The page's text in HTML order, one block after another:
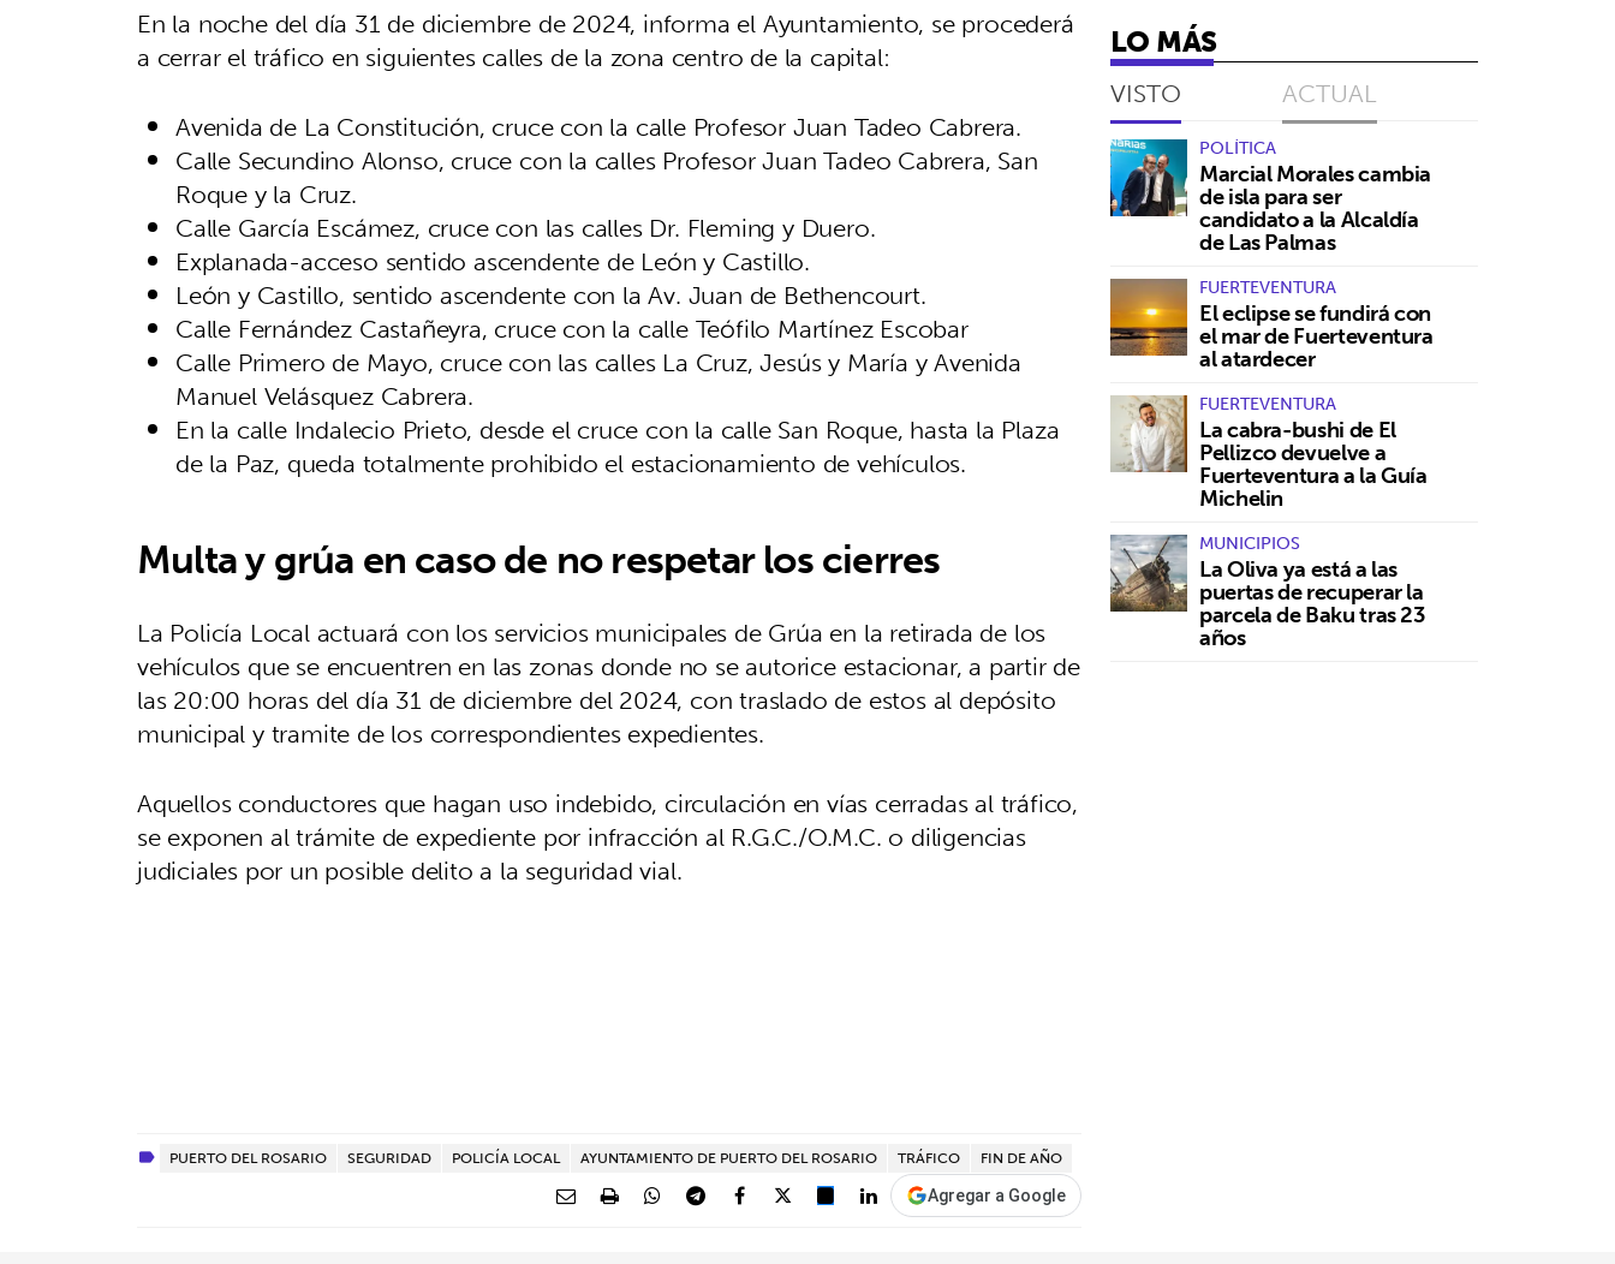
En la noche del día 31 de diciembre de 2024, informa el Ayuntamiento, se procederá
a cerrar el tráfico en siguientes calles de la zona centro de la capital:
Avenida de La Constitución, cruce con la calle Profesor Juan Tadeo Cabrera.
Calle Secundino Alonso, cruce con la calles Profesor Juan Tadeo Cabrera, San
Roque y la Cruz.
Calle García Escámez, cruce con las calles Dr. Fleming y Duero.
Explanada-acceso sentido ascendente de León y Castillo.
León y Castillo, sentido ascendente con la Av. Juan de Bethencourt.
Calle Fernández Castañeyra, cruce con la calle Teófilo Martínez Escobar
Calle Primero de Mayo, cruce con las calles La Cruz, Jesús y María y Avenida
Manuel Velásquez Cabrera.
En la calle Indalecio Prieto, desde el cruce con la calle San Roque, hasta la Plaza
de la Paz, queda totalmente prohibido el estacionamiento de vehículos.
Multa y grúa en caso de no respetar los cierres
La Policía Local actuará con los servicios municipales de Grúa en la retirada de los
vehículos que se encuentren en las zonas donde no se autorice estacionar, a partir de
las 20:00 horas del día 31 de diciembre del 2024, con traslado de estos al depósito
municipal y tramite de los correspondientes expedientes.
Aquellos conductores que hagan uso indebido, circulación en vías cerradas al tráfico,
se exponen al trámite de expediente por infracción al R.G.C./O.M.C. o diligencias
judiciales por un posible delito a la seguridad vial.
PUERTO DEL ROSARIO SEGURIDAD POLICÍA LOCAL AYUNTAMIENTO DE PUERTO DEL ROSARIO TRÁFICO FIN DE AÑO
Agregar a Google
LO MÁS
VISTO ACTUAL
POLÍTICA
Marcial Morales cambia
de isla para ser
candidato a la Alcaldía
de Las Palmas
FUERTEVENTURA
El eclipse se fundirá con
el mar de Fuerteventura
al atardecer
FUERTEVENTURA
La cabra-bushi de El
Pellizco devuelve a
Fuerteventura a la Guía
Michelin
MUNICIPIOS
La Oliva ya está a las
puertas de recuperar la
parcela de Baku tras 23
años